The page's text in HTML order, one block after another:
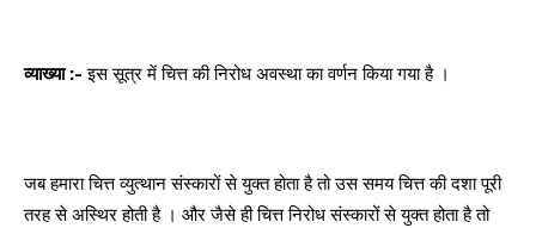
व्याख्या :-इस सूत्र में चित्त की निरोध अवस्था का वर्णन किया गया है ।
जब हमारा चित्त व्युत्थान संस्कारों से युक्त होता है तो उस समय चित्त की दशा पूरी
तरह से अस्थिर होती है । और जैसे ही चित्त निरोध संस्कारों से युक्त होता है तो